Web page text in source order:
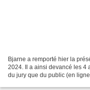
Bjarne a remporté hier la
2024. Il a ainsi devancé les 4
du jury que du public (en